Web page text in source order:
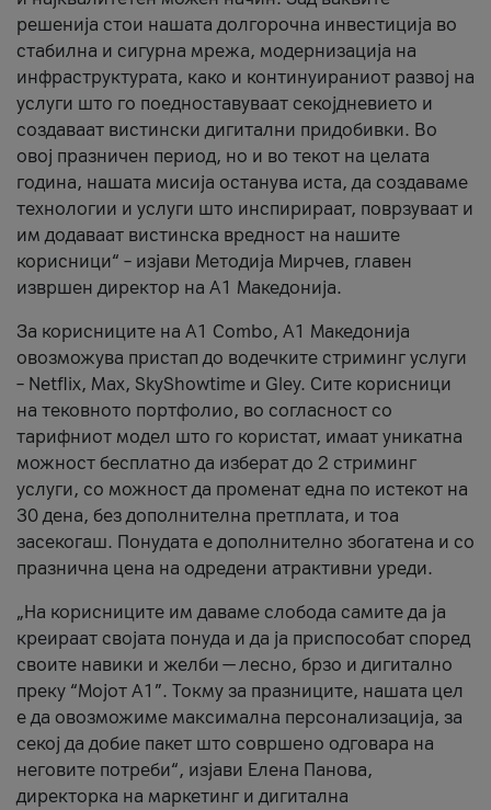
решенија стои нашата долгорочна инвестиција во
стабилна и сигурна мрежа, модернизација на
инфраструктурата, како и континуираниот развој на
услуги што го поедноставуваат секојдневието и
создаваат вистински дигитални придобивки. Во
овој празничен период, но и во текот на целата
година, нашата мисија останува иста, да создаваме
технологии и услуги што инспирираат, поврзуваат и
им додаваат вистинска вредност на нашите
корисници“ – изјави Методија Мирчев, главен
извршен директор на А1 Македонија.
За корисниците на A1 Combo, А1 Македонија
овозможува пристап до водечките стриминг услуги
– Netflix, Max, SkyShowtime и Gley. Сите корисници
на тековното портфолио, во согласност со
тарифниот модел што го користат, имаат уникатна
можност бесплатно да изберат до 2 стриминг
услуги, со можност да променат една по истекот на
30 дена, без дополнителна претплата, и тоа
засекогаш. Понудата е дополнително збогатена и со
празнична цена на одредени атрактивни уреди.
„На корисниците им даваме слобода самите да ја
креираат својата понуда и да ја приспособат според
своите навики и желби — лесно, брзо и дигитално
преку “Мојот А1”. Токму за празниците, нашата цел
е да овозможиме максимална персонализација, за
секој да добие пакет што совршено одговара на
неговите потреби“, изјави Елена Панова,
директорка на маркетинг и дигитална